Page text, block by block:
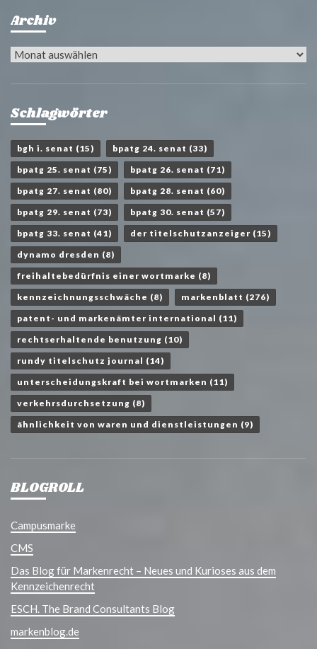
Archiv
Archiv
Schlagwörter
bgh i. senat (15) bpatg 24. senat (33)
bpatg 25. senat (75) bpatg 26. senat (71)
bpatg 27. senat (80) bpatg 28. senat (60)
bpatg 29. senat (73) bpatg 30. senat (57)
bpatg 33. senat (41) der titelschutzanzeiger (15)
dynamo dresden (8)
freihaltebedürfnis einer wortmarke (8)
kennzeichnungsschwäche (8) markenblatt (276)
patent- und markenämter international (11)
rechtserhaltende benutzung (10)
rundy titelschutz journal (14)
unterscheidungskraft bei wortmarken (11)
verkehrsdurchsetzung (8)
ähnlichkeit von waren und dienstleistungen (9)
BLOGROLL
Campusmarke
CMS
Das Blog für Markenrecht – Neues und Kurioses aus dem
Kennzeichenrecht
ESCH. The Brand Consultants Blog
markenblog.de